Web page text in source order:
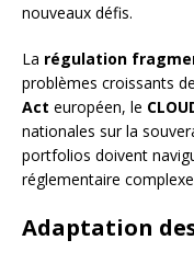
nouveaux défis.
La régulation
problèmes croissants
Act européen, le
nationales sur la
portfolios doivent
réglementaire
Adaptation